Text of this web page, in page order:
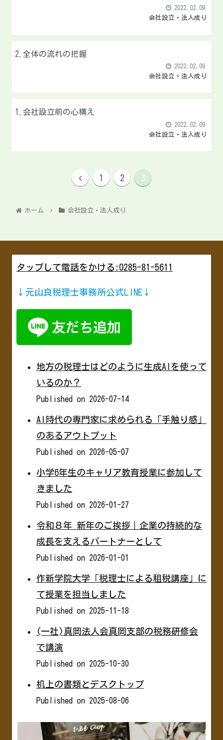
2022.02.09
会社設立・法人成り
2.全体の流れの把握
2022.02.09
会社設立・法人成り
1.会社設立前の心構え
2022.02.09
会社設立・法人成り
1 2 3
ホーム 会社設立・法人成り
タップして電話をかける:0285-81-5611
↓元山良税理士事務所公式LINE↓
地方の税理士はどのように生成AIを使って
いるのか？
Published on 2026-07-14
AI時代の専門家に求められる「手触り感」
のあるアウトプット
Published on 2026-05-07
小学6年生のキャリア教育授業に参加して
きました
Published on 2026-01-27
令和８年 新年のご挨拶｜企業の持続的な
成長を支えるパートナーとして
Published on 2026-01-01
作新学院大学「税理士による租税講座」に
て授業を担当しました
Published on 2025-11-18
(一社)真岡法人会真岡支部の税務研修会
で講演
Published on 2025-10-30
机上の書類とデスクトップ
Published on 2025-08-06